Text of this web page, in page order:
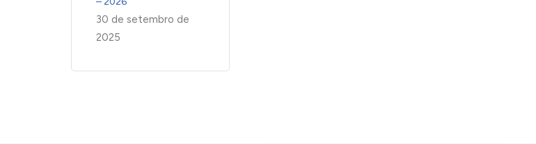
30 de setembro de
2025